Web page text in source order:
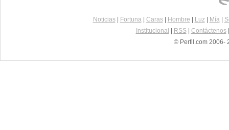
Noticias| Fortuna| Caras| Hombre Luz| Mía|
Institucional
RSS| Contáctenos
© Perfil.com 2006-